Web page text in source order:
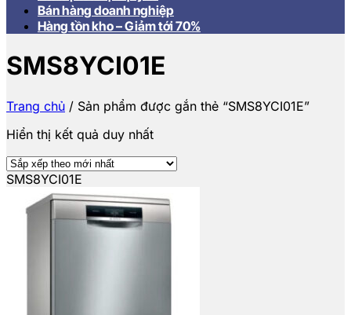
Bán hàng doanh nghiệp
Hàng tồn kho – Giảm tới 70%
SMS8YCI01E
Trang chủ / Sản phẩm được gắn thẻ “SMS8YCI01E”
Hiển thị kết quả duy nhất
SMS8YCI01E